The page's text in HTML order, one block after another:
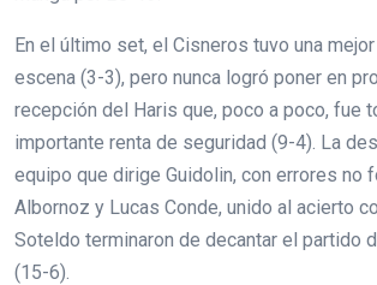
En el último set, el Cisneros tuvo una
escena (3-3), pero nunca logró poner en
recepción del Haris que, poco a poco, fue
importante renta de seguridad (9-4). La
equipo que dirige Guidolin, con errores no
Albornoz y Lucas Conde, unido al acierto
Soteldo terminaron de decantar el partido
(15-6).